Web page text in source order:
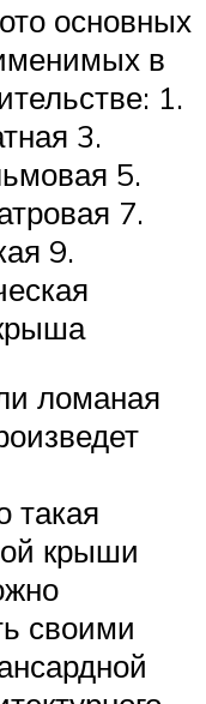
основных
в
1.
3.
5.
7.
9.
ломаная
такая
крыши
своими